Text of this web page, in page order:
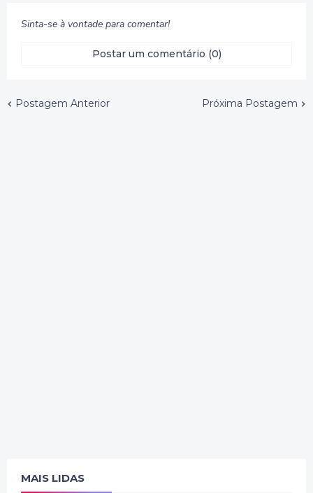
Sinta-se à vontade para comentar!
Postar um comentário (0)
Postagem Anterior Próxima Postagem
MAIS LIDAS